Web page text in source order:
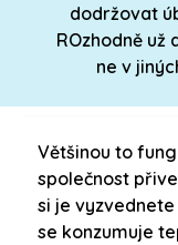
dodržovat
ROzhodně už
ne v
Většinou to
společnost
si je
se konzumuje